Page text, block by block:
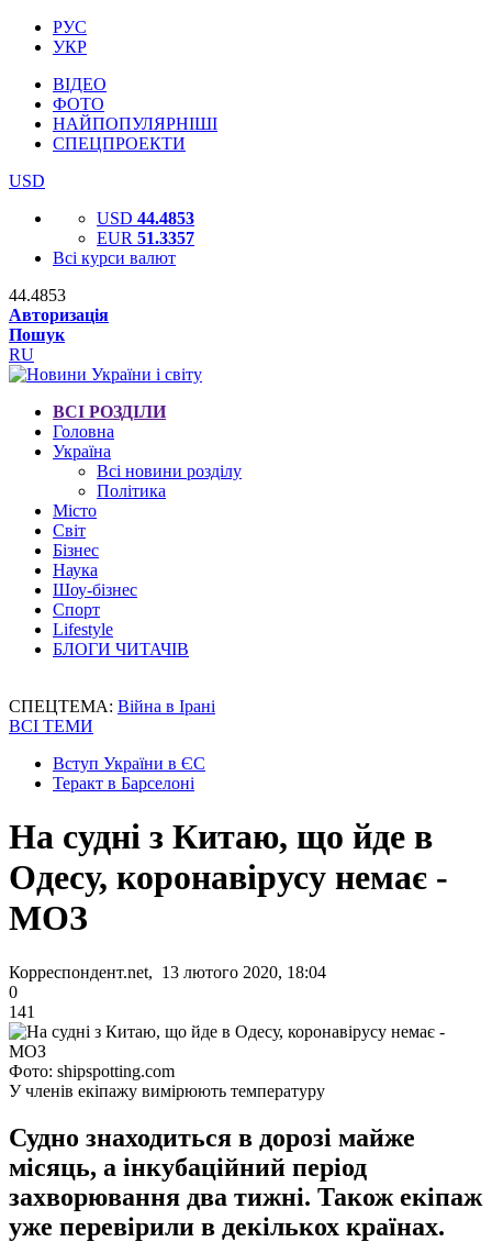
РУС
УКР
ВІДЕО
ФОТО
НАЙПОПУЛЯРНІШІ
СПЕЦПРОЕКТИ
USD
USD 44.4853
EUR 51.3357
Всі курси валют
44.4853
Авторизація
Пошук
RU
ВСІ РОЗДІЛИ
Головна
Україна
Всі новини розділу
Політика
Місто
Світ
Бізнес
Наука
Шоу-бізнес
Спорт
Lifestyle
БЛОГИ ЧИТАЧІВ
СПЕЦТЕМА: Війна в Ірані
ВСІ ТЕМИ
Вступ України в ЄС
Теракт в Барселоні
На судні з Китаю, що йде в
Одесу, коронавірусу немає -
МОЗ
Корреспондент.net, 13 лютого 2020, 18:04
0
141
Фото: shipspotting.com
У членів екіпажу вимірюють температуру
Судно знаходиться в дорозі майже
місяць, а інкубаційний період
захворювання два тижні. Також екіпаж
уже перевірили в декількох країнах.